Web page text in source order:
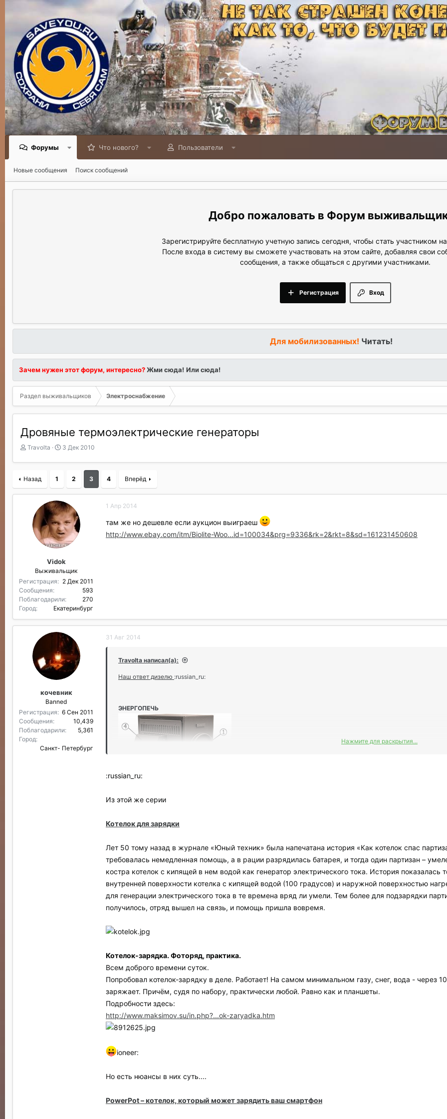
Форумы Что нового? Пользователи
Новые сообщения Поиск сообщений
Форум
Зарегистрируйте бесплатную учетную запись сегодня, чтобы стать участником
После входа в систему вы сможете участвовать на этом сайте, добавляя свои
сообщения, а также общаться с другими участниками.
Вход
Регистрация
Для мобилизованных! Читать!
Зачем нужен этот форум, интересно?Жми сюда! Или сюда!
Раздел выживальщиков Электроснабжение
Дровяные термоэлектрические генераторы
А
т
р
Travolta
Д
т
ч
а
л
а
3 Дек 2010
Назад 1 2 3 4 Вперёд
Vidok
Выживальщик
Регистрация
2 Дек 2011
Сообщения
593
Поблагодарили
270
Город
Екатеринбург
1 Апр 2014
там же но дешевле если аукцион выиграеш
http://www.ebay.com/itm/Biolite-Woo...id=100034&prg=9336&rk=2&rkt=8&sd=161231450608
кочевник
Banned
Регистрация
6 Сен 2011
Сообщения
10,439
Поблагодарили
5,361
Город
Санкт- Петербург
31 Авг 2014
Travolta написал(а):
Наш ответ дизелю :russian_ru:
ЭНЕРГОПЕЧЬ
Условия эксплуатации
На открытом воздухе и в помещении,
при температуре от –45°С до +45°С.
Применяемое топливо –дрова, торфобрикеты, пеллеты, валежник, сухостой, плавник, кустарник, мох,
Сроки эксплуатации при соблюдении инструкции
не менее 10 лет.
---------------------------------------------------
Вот еще "Портативные термоэлектрические генераторы" работающие на бутанеhttp://www.termiona.ru/ru/
для походов и рыбалок ибо спустя 10 лет будут перебои с бутаном
)) а дрова, торф и жир вечны!:rtfm:
Нажмите для раскрытия...
:russian_ru:
Из этой же серии
Котелок для зарядки
Лет 50 тому назад в журнале «Юный техник» была напечатана история «Как котелок спас
требовалась немедленная помощь, а в рации разрядилась батарея, и тогда один партизан –
костра котелок с кипящей в нем водой как генератор электрического тока. История показалась
внутренней поверхности котелка с кипящей водой (100 градусов) и наружной поверхностью
для генерации электрического тока в те времена вряд ли умели. Тем более для подзарядки
получилось, отряд вышел на связь, и помощь пришла вовремя.
Котелок-зарядка. Фоторяд, практика.
Всем доброго времени суток.
Попробовал котелок-зарядку в деле. Работает! На самом минимальном газу, снег, вода - через
заряжает. Причём, судя по набору, практически любой. Равно как и планшеты.
Подробности здесь:
http://www.maksimov.su/in.php?...ok-zaryadka.htm
ioneer:
Но есть нюансы в них суть....
PowerPot – котелок, который может зарядить ваш смартфон